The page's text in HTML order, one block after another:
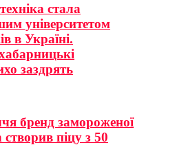
стала
університетом
в Україні.
заздрять
бренд замороженої
піцу з 50